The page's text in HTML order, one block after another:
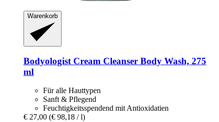
Warenkorb
Bodyologist Cream Cleanser Body Wash, 275
ml
Für alle Hauttypen
Sanft & Pflegend
Feuchtigkeitsspendend mit Antioxidatien
€ 27,00 (€ 98,18 / l)